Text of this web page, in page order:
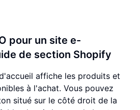
pour un site e-
de section Shopify
affiche les produits et
à l'achat. Vous pouvez
situé sur le côté droit de la